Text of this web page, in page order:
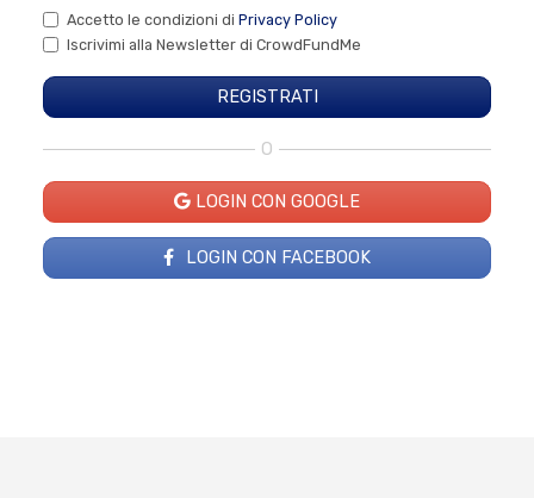
Accetto le condizioni di Privacy Policy
Iscrivimi alla Newsletter di CrowdFundMe
O
LOGIN CON GOOGLE
LOGIN CON FACEBOOK